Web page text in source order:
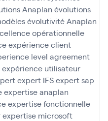
Anaplan évolutions
évolutivité Anaplan
opérationnelle
expérience client
level agreement
expérience utilisateur
expert IFSexpert sap
expertise anaplan
expertise fonctionnelle
expertise microsoft